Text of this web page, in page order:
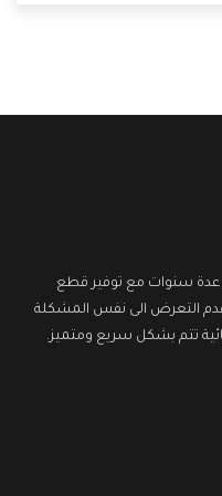
عدة سنوات مع توفير قطع
التعرض الى نفس المشكلة
تتم بشكل سريع ومتميز.